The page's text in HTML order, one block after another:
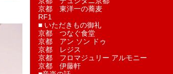
京都 東洋一の蕎麦
RF1
■ いただきもの御礼
京都 つなぐ食堂
京都 アン ソン ドゥ
京都 レジス
京都 フロマジュリー アルモニー
京都 伊藤軒